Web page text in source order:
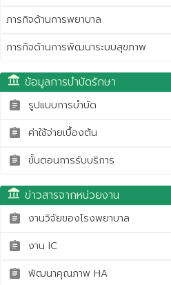
ภารกิจด้านการพยาบาล
ภารกิจด้านการพัฒนาระบบสุขภาพ
account_balance ข้อมูลการบำบัดรักษา
assignment รูปแบบการบำบัด
assignment ค่าใช้จ่ายเบื้องต้น
assignment ขั้นตอนการรับบริการ
account_balance ข่าวสารจากหน่วยงาน
assignment งานวิจัยของโรงพยาบาล
assignment งาน IC
assignment พัฒนาคุณภาพ HA